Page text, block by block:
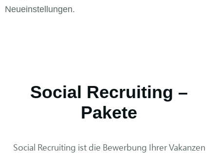
Neueinstellungen.
Social Recruiting –
Pakete
Social Recruiting ist die Bewerbung Ihrer Vakanzen